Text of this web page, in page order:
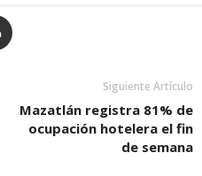
Siguiente Artículo
Mazatlán registra 81% de
ocupación hotelera el fin
de semana